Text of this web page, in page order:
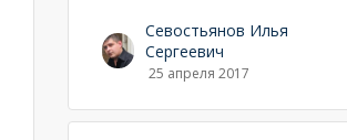
Севостьянов Илья
Сергеевич
25 апреля 2017